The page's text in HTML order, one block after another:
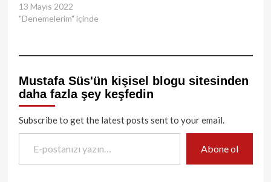
13 Mayıs 2022
"Denemelerim" içinde
Mustafa Süs'ün kişisel blogu sitesinden
daha fazla şey keşfedin
Subscribe to get the latest posts sent to your email.
E-postanızı yazın…
Abone ol